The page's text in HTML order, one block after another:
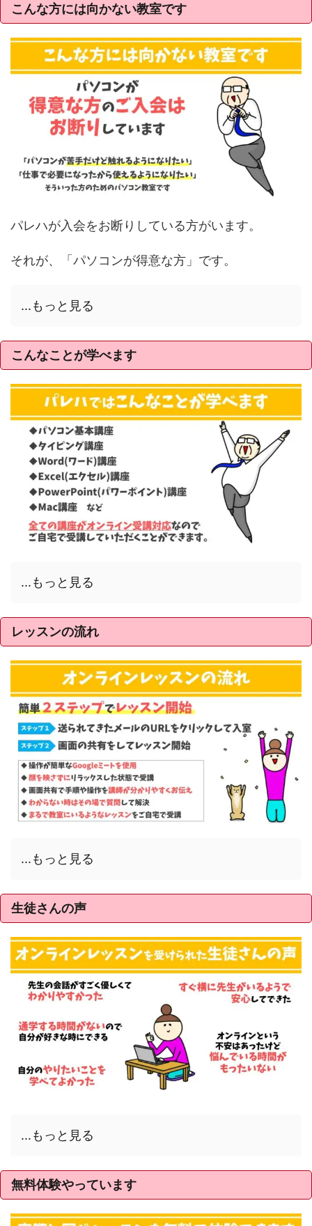
こんな方には向かない教室です
パレハが入会をお断りしている方がいます。
それが、「パソコンが得意な方」です。
...もっと見る
こんなことが学べます
...もっと見る
レッスンの流れ
...もっと見る
生徒さんの声
...もっと見る
無料体験やっています